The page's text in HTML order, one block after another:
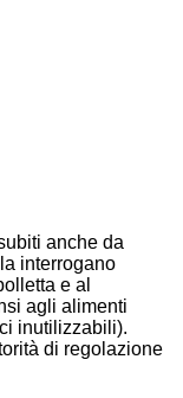
anche da
interrogano
e al
agli alimenti
inutilizzabili).
di regolazione